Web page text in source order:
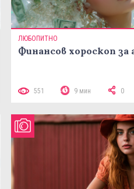
ЛЮБОПИТНО
Финансов хороскоп за
551 9 мин 0